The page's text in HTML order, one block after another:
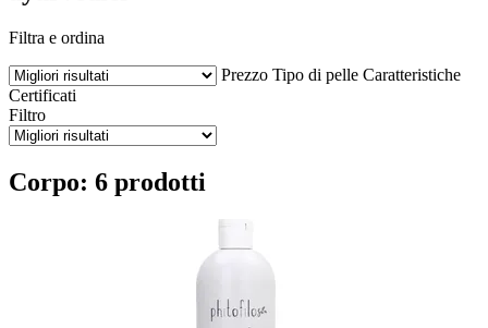
Filtra e ordina
Prezzo Tipo di pelle Caratteristiche
Certificati
Filtro
Corpo: 6 prodotti